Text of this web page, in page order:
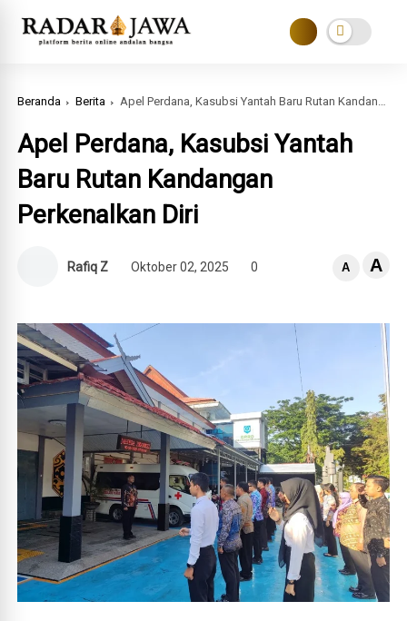
Beranda Berita Apel Perdana, Kasubsi Yantah Baru Rutan Kandangan Perkenalkan Diri
Apel Perdana, Kasubsi Yantah
Baru Rutan Kandangan
Perkenalkan Diri
Rafiq Z Oktober 02, 2025 0 A A